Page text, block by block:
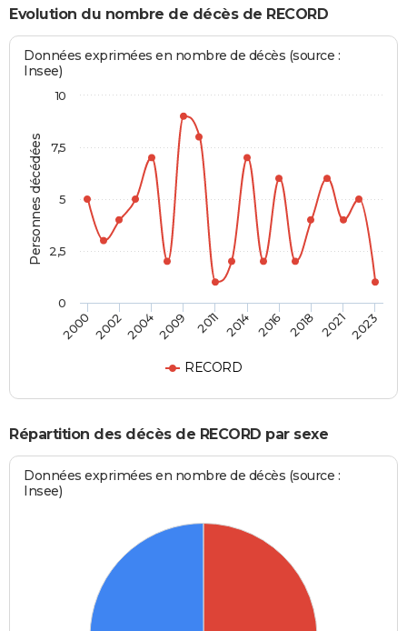
Evolution du nombre de décès de RECORD
Personnes décédées
Données exprimées en nombre de décès (source :
Insee)
RECORD
2000 200220042009 2011 2014 2016 2018 20212023
0
2,5
5
7,5
10
Répartition des décès de RECORD par sexe
Données exprimées en nombre de décès (source :
Insee)